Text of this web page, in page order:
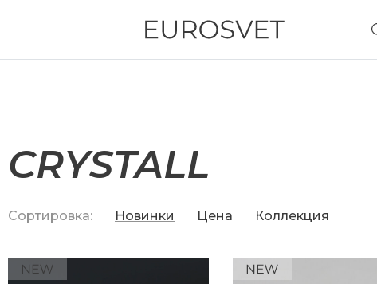
CRYSTALL
Сортировка: Новинки Цена Коллекция